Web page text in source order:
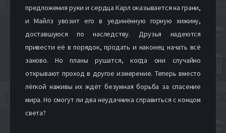
предложения руки и сердца Карл оказывается на грани,
и Майлз увозит его в уединённую горную хижину,
доставшуюся по наследству. Друзья надеются
привести её в порядок, продать и наконец начать всё
заново. Но планы рушатся, когда они случайно
открывают проход в другое измерение. Теперь вместо
лёгкой наживы их ждёт безумная борьба за спасение
мира. Но смогут ли два неудачника справиться с концом
света?